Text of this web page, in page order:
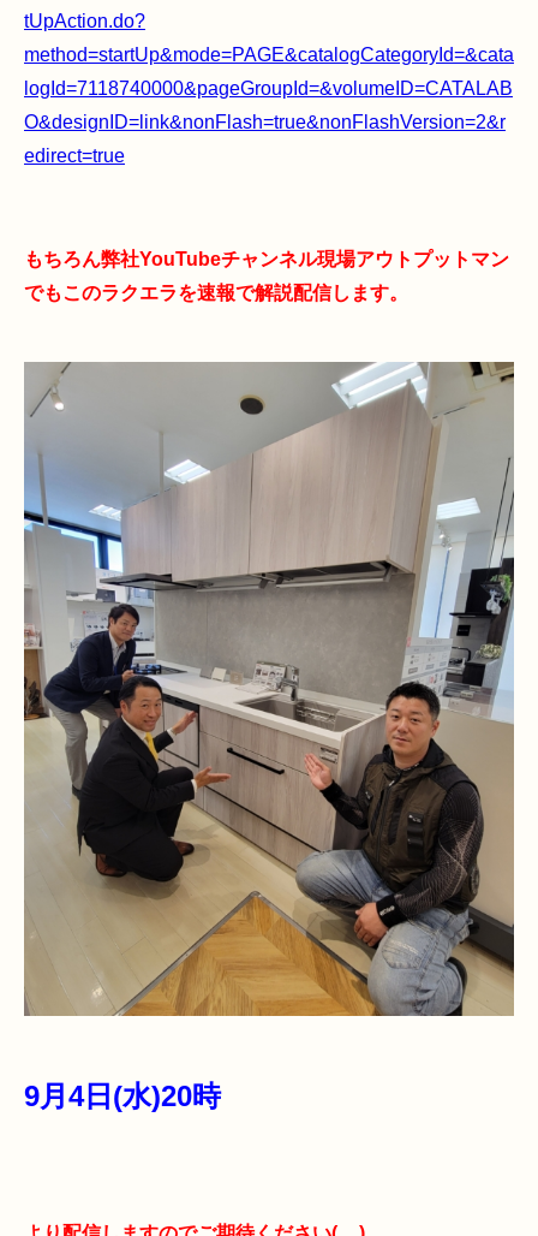
tUpAction.do?
method=startUp&mode=PAGE&catalogCategoryId=&cata
logId=7118740000&pageGroupId=&volumeID=CATALAB
O&designID=link&nonFlash=true&nonFlashVersion=2&r
edirect=true
もちろん弊社YouTubeチャンネル現場アウトプットマン
でもこのラクエラを速報で解説配信します。
9月4日(水)20時